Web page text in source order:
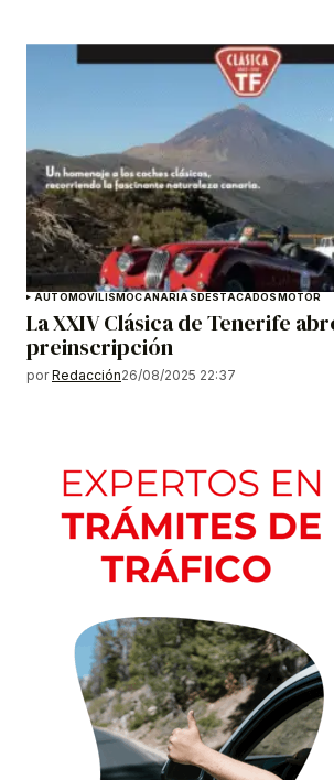
AUTOMOVILISMOCANARIASDESTACADOSMOTOR
La XXIV Clásica de Tenerife
preinscripción
por Redacción26/08/2025 22:37